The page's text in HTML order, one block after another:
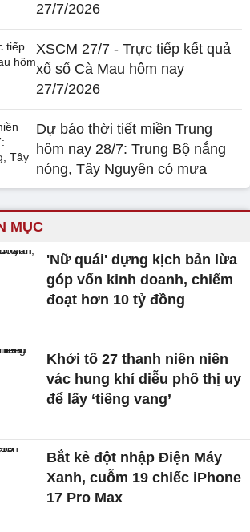
27/7/2026
XSCM 27/7 - Trực tiếp kết quả
xổ số Cà Mau hôm nay
27/7/2026
Dự báo thời tiết miền Trung
hôm nay 28/7: Trung Bộ nắng
nóng, Tây Nguyên có mưa
MỤC
'Nữ quái' dựng kịch bản lừa
góp vốn kinh doanh, chiếm
đoạt hơn 10 tỷ đồng
Khởi tố 27 thanh niên niên
vác hung khí diễu phố thị uy
để lấy ‘tiếng vang’
Bắt kẻ đột nhập Điện Máy
Xanh, cuỗm 19 chiếc iPhone
17 Pro Max